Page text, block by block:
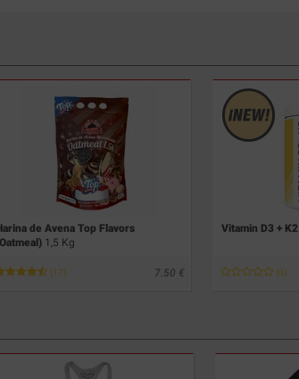
de Avena Top Flavors
1,5 Kg
(17) 7.50
Vitamin D3 + K2
(0)